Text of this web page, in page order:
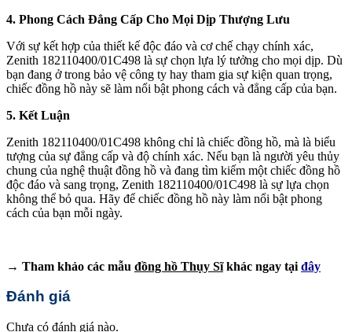
4. Phong Cách Đẳng Cấp Cho Mọi Dịp Thượng Lưu
Với sự kết hợp của thiết kế độc đáo và cơ chế chạy chính xác,
Zenith 182110400/01C498 là sự chọn lựa lý tưởng cho mọi dịp. Dù
bạn đang ở trong bảo vệ công ty hay tham gia sự kiện quan trọng,
chiếc đồng hồ này sẽ làm nổi bật phong cách và đẳng cấp của bạn.
5. Kết Luận
Zenith 182110400/01C498 không chỉ là chiếc đồng hồ, mà là biểu
tượng của sự đẳng cấp và độ chính xác. Nếu bạn là người yêu thủy
chung của nghệ thuật đồng hồ và đang tìm kiếm một chiếc đồng hồ
độc đáo và sang trọng, Zenith 182110400/01C498 là sự lựa chọn
không thể bỏ qua. Hãy để chiếc đồng hồ này làm nổi bật phong
cách của bạn mỗi ngày.
→ Tham khảo các mẫu đồng hồ Thụy Sĩkhác ngay tại đây
Đánh giá
Chưa có đánh giá nào.